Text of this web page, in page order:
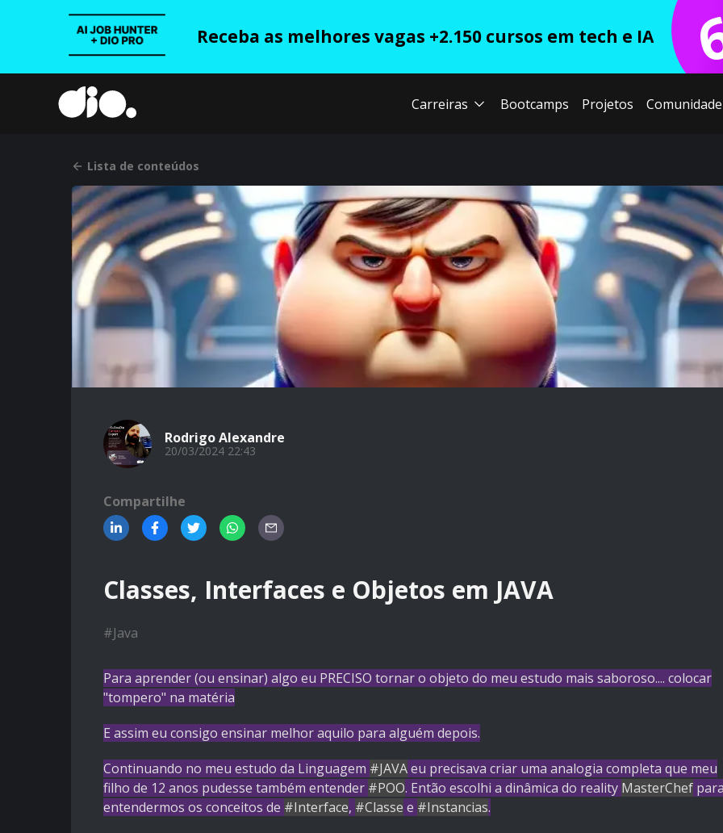
Receba as melhores vagas +2.150 cursos em tech e IA
Carreiras Bootcamps Projetos Comunidade
Lista de conteúdos
Rodrigo Alexandre
20/03/2024 22:43
Compartilhe
Classes, Interfaces e Objetos em JAVA
#Java
Para aprender (ou ensinar) algo eu PRECISO tornar o objeto do meu estudo mais saboroso.... colocar
"tompero" na matéria
E assim eu consigo ensinar melhor aquilo para alguém depois.
Continuando no meu estudo da Linguagem #JAVAeu precisava criar uma analogia completa que meu
filho de 12 anos pudesse também entender #POO. Então escolhi a dinâmica do reality MasterChef para
entendermos os conceitos de #Interface, #Classe e #Instancias.